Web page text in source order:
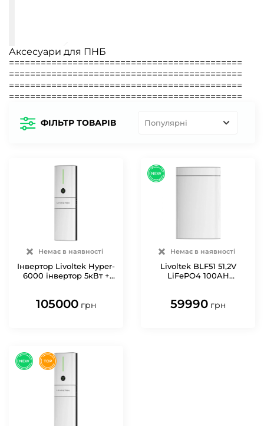
Аксесуари для ПНБ
============================================
============================================
============================================
============================================
ФІЛЬТР ТОВАРІВ Популярні
Немає в наявності
Інвертор Livoltek Hyper-
6000 інвертор 5кВт +
105000 грн
Немає в наявності
Livoltek BLF51 51,2V
LiFePO4 100AH
сонячних батарей)
59990 грн